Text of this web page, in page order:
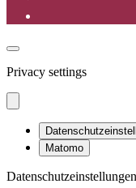
Privacy settings
Matomo
Datenschutzeinstellungen